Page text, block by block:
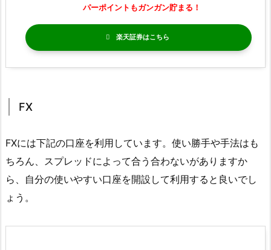
パーポイントもガンガン貯まる！
楽天証券
FX
FXには下記の口座を利用しています。使い勝手や手法はも
ちろん、スプレッドによって合う合わないがありますか
ら、自分の使いやすい口座を開設して利用すると良いでし
ょう。